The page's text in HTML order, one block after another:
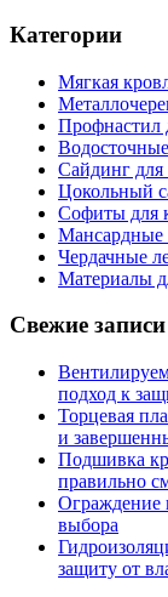
Категории
Мягкая
Профнастил
Сайдинг для
Цокольный
Софиты для
Мансардные
Чердачные
Материалы
Свежие записи
подход к
Торцевая
и
Подшивка
правильно
Ограждение
выбора
защиту от